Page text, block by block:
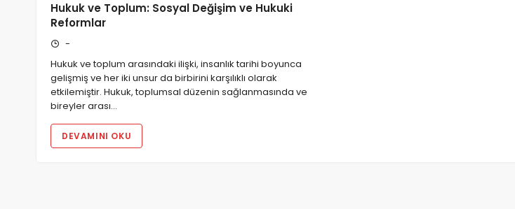
Hukuk ve Toplum: Sosyal Değişim ve Hukuki
Reformlar
-
Hukuk ve toplum arasındaki ilişki, insanlık tarihi boyunca
gelişmiş ve her iki unsur da birbirini karşılıklı olarak
etkilemiştir. Hukuk, toplumsal düzenin sağlanmasında ve
bireyler arası…
DEVAMINI OKU